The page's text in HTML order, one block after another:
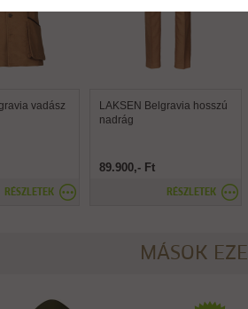
vadász
RÉSZLETEK
LAKSEN Belgravia hosszú
nadrág
89.900,- Ft
RÉSZLETEK
MÁSOK